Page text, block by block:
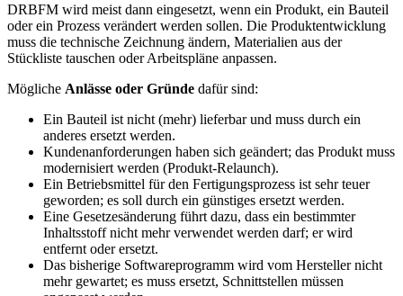
DRBFM wird meist dann eingesetzt, wenn ein Produkt, ein Bauteil
oder ein Prozess verändert werden sollen. Die Produktentwicklung
muss die technische Zeichnung ändern, Materialien aus der
Stückliste tauschen oder Arbeitspläne anpassen.
Mögliche Anlässe oder Gründe dafür sind:
Ein Bauteil ist nicht (mehr) lieferbar und muss durch ein
anderes ersetzt werden.
Kundenanforderungen haben sich geändert; das Produkt muss
modernisiert werden (Produkt-Relaunch).
Ein Betriebsmittel für den Fertigungsprozess ist sehr teuer
geworden; es soll durch ein günstiges ersetzt werden.
Eine Gesetzesänderung führt dazu, dass ein bestimmter
Inhaltsstoff nicht mehr verwendet werden darf; er wird
entfernt oder ersetzt.
Das bisherige Softwareprogramm wird vom Hersteller nicht
mehr gewartet; es muss ersetzt, Schnittstellen müssen